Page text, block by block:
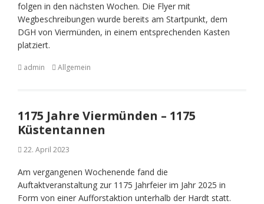
folgen in den nächsten Wochen. Die Flyer mit
Wegbeschreibungen wurde bereits am Startpunkt, dem
DGH von Viermünden, in einem entsprechenden Kasten
platziert.
admin Allgemein
1175 Jahre Viermünden – 1175
Küstentannen
22. April 2023
Am vergangenen Wochenende fand die
Auftaktveranstaltung zur 1175 Jahrfeier im Jahr 2025 in
Form von einer Aufforstaktion unterhalb der Hardt statt.